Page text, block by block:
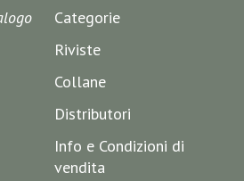
Categorie
Riviste
Collane
Distributori
Info e Condizioni di
vendita